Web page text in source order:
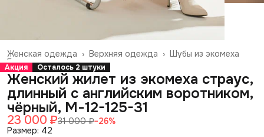
Шубы из экомеха
Верхняя одежда ›
Женская одежда ›
Главная ›
Акция Осталось 2 штуки
Женский жилет из экомеха страус,
длинный с английским воротником,
чёрный, М-12-125-31
23 000 ₽31 000 ₽−26%
Размер: 42